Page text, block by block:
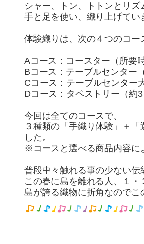
シャー、トン、トトンとリ
手と足を使い、織り上げてい
体験織りは、次の４つのコー
Aコース：コースター（所要
Bコース：テーブルセンター
Cコース：テーブルセンター
Dコース：タペストリー（約
今回は全てのコースで、
３種類の「手織り体験」＋
した。
※コースと選べる商品内容に
普段中々触れる事の少ない伝
この春に島を離れる人、１・
島が誇る織物に折角なので